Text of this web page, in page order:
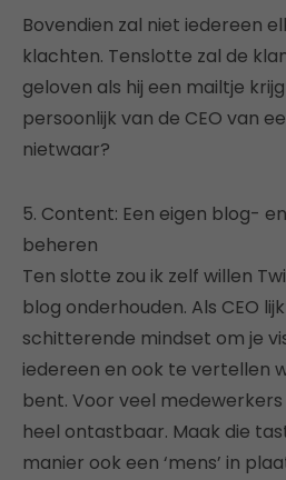
Bovendien zal niet iedereen
klachten. Tenslotte zal de
geloven als hij een mailtje
persoonlijk van de CEO van
nietwaar?
5. Content: Een eigen blog-
beheren
Ten slotte zou ik zelf willen
blog onderhouden. Als CEO
schitterende mindset om je
iedereen en ook te vertellen
bent. Voor veel medewerkers
heel ontastbaar. Maak die
manier ook een ‘mens’ in